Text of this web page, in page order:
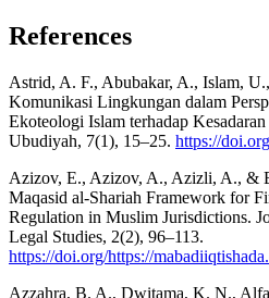
References
Astrid, A. F., Abubakar, A., Islam,
Komunikasi Lingkungan dalam
Ekoteologi Islam terhadap
Ubudiyah, 7(1), 15–25. https://
Azizov, E., Azizov, A., Azizli, A., &
Maqasid al-Shariah Framework for
Regulation in Muslim Jurisdictions.
Legal Studies, 2(2), 96–113.
https://doi.org/https://
Azzahra, B. A., Dwitama, K. N.,